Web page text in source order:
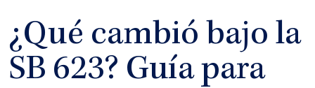
¿Qué cambió bajo la
SB 623? Guía para